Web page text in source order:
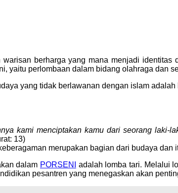
warisan berharga yang mana menjadi
yaitu perlombaan dalam bidang olahraga dan
yang tidak berlawanan dengan islam
kami menciptakan kamu dari seorang
13)
merupakan bagian dari budaya
dalam PORSENI
adalah lomba tari. Melalui
pesantren yang menegaskan akan